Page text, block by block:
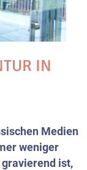
IN
Medien
weniger
ist,